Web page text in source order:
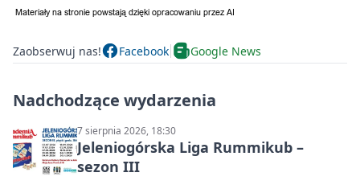
Zaobserwuj nas! Facebook Google News
Nadchodzące wydarzenia
7 sierpnia 2026, 18:30
Jeleniogórska Liga Rummikub –
sezon III